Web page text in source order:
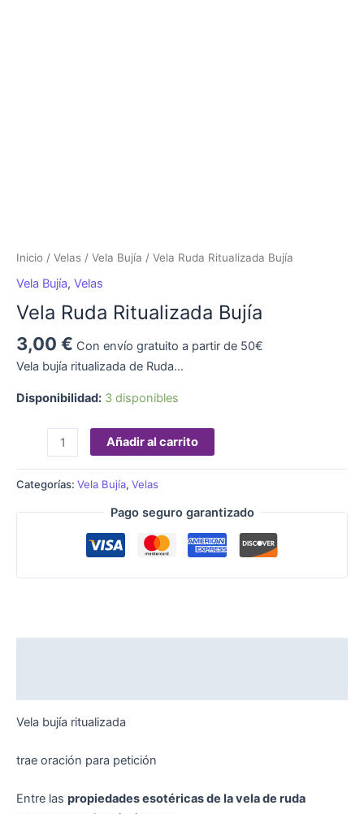
Inicio / Velas / Vela Bujía / Vela Ruda Ritualizada Bujía
Vela Bujía, Velas
Vela Ruda Ritualizada Bujía
3,00 € Con envío gratuito a partir de 50€
Vela bujía ritualizada de Ruda…
Disponibilidad: 3 disponibles
Añadir al carrito
Categorías: Vela Bujía, Velas
Pago seguro garantizado
Vela bujía ritualizada
trae oración para petición
Entre las propiedades esotéricas de la vela de ruda